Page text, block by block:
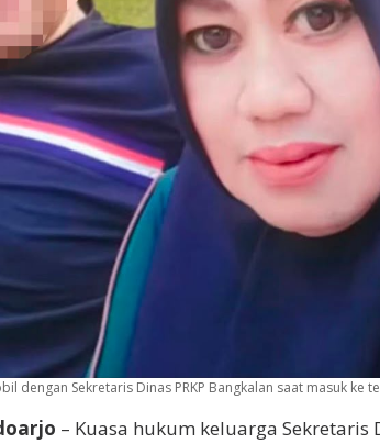
dengan Sekretaris Dinas PRKP Bangkalan saat masuk ke
– Kuasa hukum keluarga Sekretaris